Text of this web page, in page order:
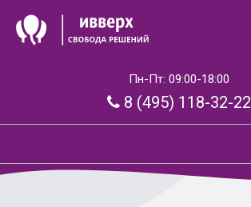
Пн-Пт: 09:00-18:00
8 (495) 118-32-22